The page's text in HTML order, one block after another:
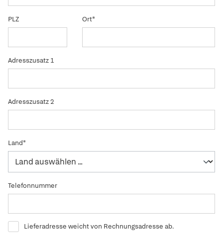
PLZ Ort*
Adresszusatz 1
Adresszusatz 2
Land*
Telefonnummer
Lieferadresse weicht von Rechnungsadresse ab.